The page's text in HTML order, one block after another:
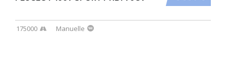
175000 Manuelle